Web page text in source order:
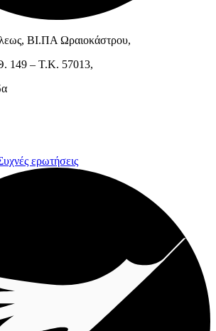
ΒΙ.ΠΑ Ωραιοκάστρου,
149 – Τ.Κ. 57013,
ερωτήσεις